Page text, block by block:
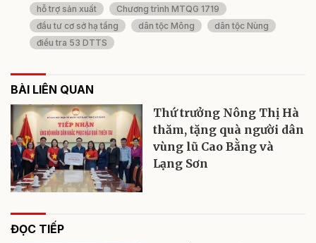
hỗ trợ sản xuất
Chương trình MTQG 1719
đầu tư cơ sở hạ tầng
dân tộc Mông
dân tộc Nùng
điều tra 53 DTTS
BÀI LIÊN QUAN
Thứ trưởng Nông Thị Hà
thăm, tặng quà người dân
vùng lũ Cao Bằng và
Lạng Sơn
ĐỌC TIẾP